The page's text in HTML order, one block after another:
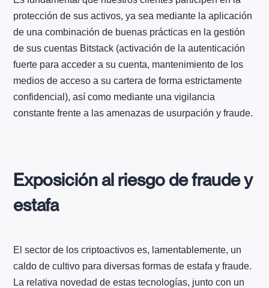
protección de sus activos, ya sea mediante la aplicación
de una combinación de buenas prácticas en la gestión
de sus cuentas Bitstack (activación de la autenticación
fuerte para acceder a su cuenta, mantenimiento de los
medios de acceso a su cartera de forma estrictamente
confidencial), así como mediante una vigilancia
constante frente a las amenazas de usurpación y fraude.
Exposición al riesgo de fraude y
estafa
El sector de los criptoactivos es, lamentablemente, un
caldo de cultivo para diversas formas de estafa y fraude.
La relativa novedad de estas tecnologías, junto con un